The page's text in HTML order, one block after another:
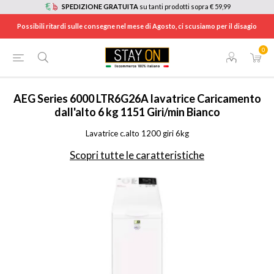
SPEDIZIONE GRATUITA su tanti prodotti sopra € 59,99
Possibili ritardi sulle consegne nel mese di Agosto, ci scusiamo per il disagio
0
HOME ELETTRODOMESTICI / GRANDI ELETTRODOMESTICI
AEGSeries 6000 LTR6G26A lavatrice Caricamento
dall'alto 6 kg 1151 Giri/min Bianco
Lavatrice c.alto 1200 giri 6kg
Scopri tutte le caratteristiche